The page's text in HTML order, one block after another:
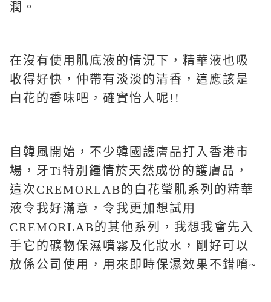
潤。
在沒有使用肌底液的情況下，精華液也吸
收得好快，仲帶有淡淡的清香，這應該是
白花的香味吧，確實怡人呢!!
自韓風開始，不少韓國護膚品打入香港市
場，牙Ti特別鍾情於天然成份的護膚品，
這次CREMORLAB的白花瑩肌系列的精華
液令我好滿意，令我更加想試用
CREMORLAB的其他系列，我想我會先入
手它的礦物保濕噴霧及化妝水，剛好可以
放係公司使用，用來即時保濕效果不錯唷~